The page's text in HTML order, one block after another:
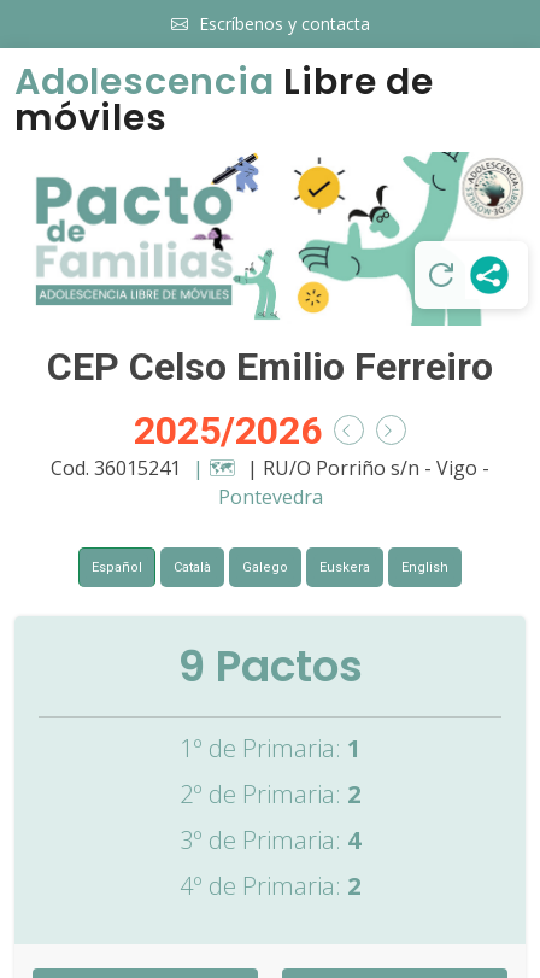
Escríbenos y contacta
Adolescencia Libre de
móviles
CEP Celso Emilio Ferreiro
2025/2026
Cod. 36015241 | 🗺️ | RU/O Porriño s/n - Vigo -
Pontevedra
Español Català Galego Euskera English
9 Pactos
1º de Primaria: 1
2º de Primaria: 2
3º de Primaria: 4
4º de Primaria: 2